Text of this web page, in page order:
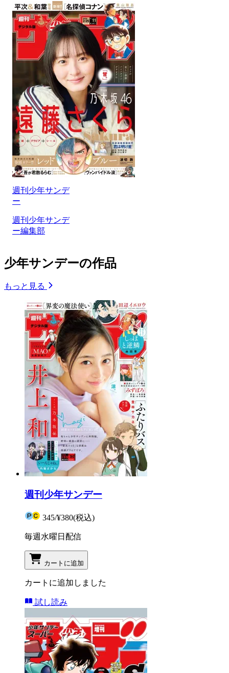
週刊少年サンデ
ー
週刊少年サンデ
ー編集部
少年サンデーの作品
もっと見る
週刊少年サンデー
345/¥380(税込)
毎週水曜日配信
カートに追加
カートに追加しました
試し読み